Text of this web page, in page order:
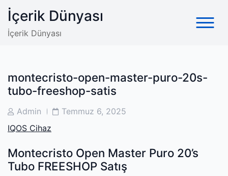
Skip
content
İçerik Dünyası
İçerik Dünyası
montecristo-open-master-puro-20s-
tubo-freeshop-satis
PostAdmin
PostTemmuz 6, 2025
IQOS Cihaz
Montecristo Open Master Puro 20’s
Tubo FREESHOP Satış